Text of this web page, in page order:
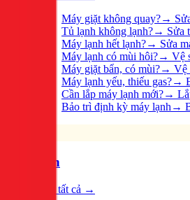
Máy giặt không quay?→
Tủ lạnh không lạnh?→ Sửa
Máy lạnh hết lạnh?→ Sửa
Máy lạnh có mùi hôi?→ Vệ
Máy giặt bẩn, có mùi?→ Vệ
Máy lạnh yếu, thiếu gas?→
Cần lắp máy lạnh mới?→
Bảo trì định kỳ máy lạnh→
Điện
Xem tất cả →